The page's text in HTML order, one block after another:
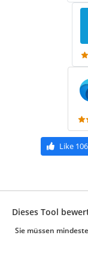
Like
Dieses Tool
Sie müssen